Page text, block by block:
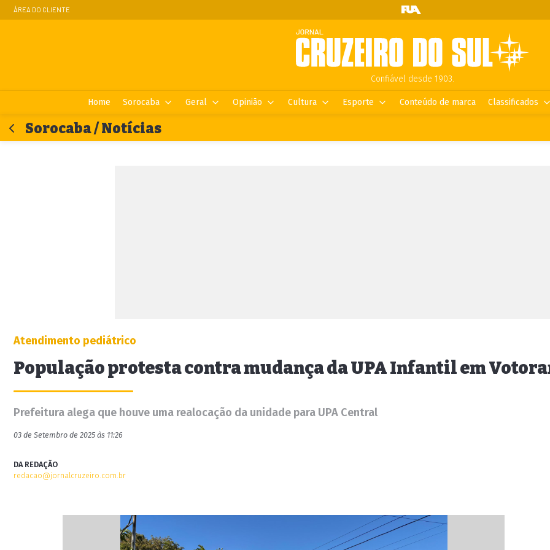
ÁREA DO CLIENTE
Confiável desde 1903.
Home Sorocaba Geral Opinião Cultura Esporte Conteúdo de marca Classificados
Sorocaba / Notícias
Atendimento pediátrico
População protesta contra mudança da UPA Infantil em
Prefeitura alega que houve uma realocação da unidade para UPA Central
03 de Setembro de 2025 às 11:26
DA REDAÇÃO
redacao@jornalcruzeiro.com.br